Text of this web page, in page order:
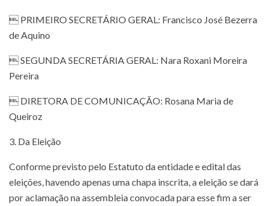
 PRIMEIRO SECRETÁRIO GERAL: Francisco José Bezerra
de Aquino
 SEGUNDA SECRETÁRIA GERAL: Nara Roxani Moreira
Pereira
 DIRETORA DE COMUNICAÇÃO: Rosana Maria de
Queiroz
3. Da Eleição
Conforme previsto pelo Estatuto da entidade e edital das
eleições, havendo apenas uma chapa inscrita, a eleição se dará
por aclamação na assembleia convocada para esse fim a ser